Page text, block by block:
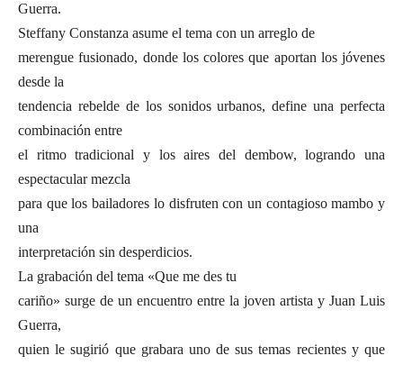
Guerra.
Steffany Constanza asume el tema con un arreglo de
merengue fusionado, donde los colores que aportan los jóvenes
desde la
tendencia rebelde de los sonidos urbanos, define una perfecta
combinación entre
el ritmo tradicional y los aires del dembow, logrando una
espectacular mezcla
para que los bailadores lo disfruten con un contagioso mambo y
una
interpretación sin desperdicios.
La grabación del tema «Que me des tu
cariño» surge de un encuentro entre la joven artista y Juan Luis
Guerra,
quien le sugirió que grabara uno de sus temas recientes y que